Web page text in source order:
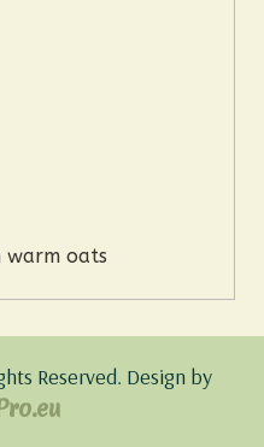
warm oats
Reserved. Design by